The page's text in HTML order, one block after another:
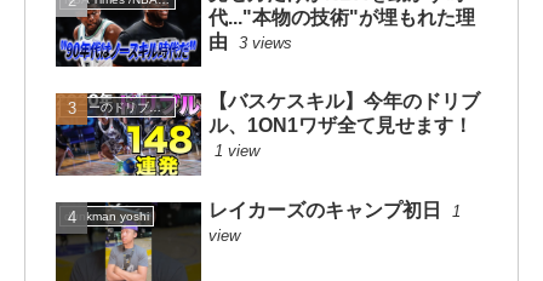
代..."本物の技術"が埋もれた理
由
3 views
コニーのドリブルスクール
【バスケスキル】今年のドリブ
ル、1ON1ワザ全て見せます！
1 view
dunkman yoshi レイカーズのキャンプ初日
1
view